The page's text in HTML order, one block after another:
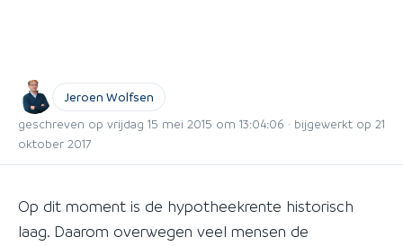
Jeroen Wolfsen
geschreven op vrijdag 15 mei 2015 om 13:04:06 · bijgewerkt op 21
oktober 2017
Op dit moment is de hypotheekrente historisch
laag. Daarom overwegen veel mensen de